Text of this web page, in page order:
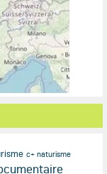
c+ naturisme